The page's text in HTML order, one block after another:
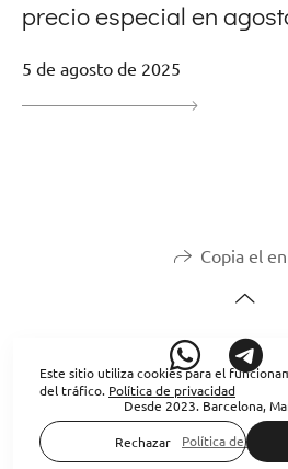
precio especial en
5 de agosto de 2025
Copia el
Desde 2023. Barcelona,
Política de
Este sitio utiliza cookies para el
del tráfico. Política de privacidad
Rechazar